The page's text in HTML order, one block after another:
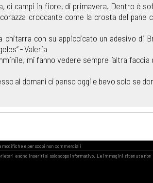
di campi in fiore, di primavera. Dentro è
croccante come la crosta del pane
chitarra con su appiccicato un adesivo di
- Valeria
mi fanno vedere sempre l’altra faccia
al domani ci penso oggi e bevo solo se